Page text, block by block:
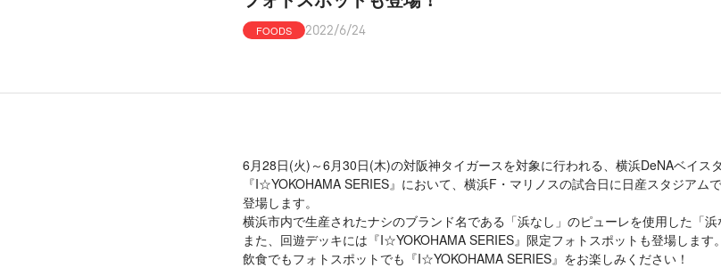
FOODS 2022/6/24
6月28日(火)～6月30日(木)の対阪神タイガースを対象に行われる、横浜DeNAベイス
『I☆YOKOHAMA SERIES』において、横浜F・マリノスの試合日に日産スタジアム
登場します。
横浜市内で生産されたナシのブランド名である「浜なし」のピューレを使用した「浜
また、回遊デッキには『I☆YOKOHAMA SERIES』限定フォトスポットも登場します。
飲食でもフォトスポットでも『I☆YOKOHAMA SERIES』をお楽しみください！